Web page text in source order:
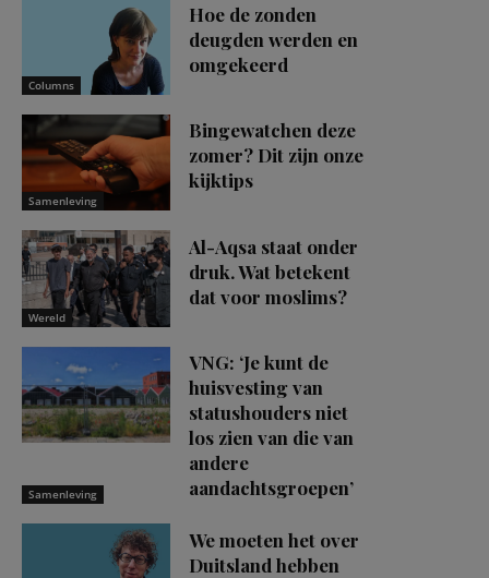
Columns
Hoe de zonden
deugden werden en
omgekeerd
Samenleving
Bingewatchen deze
zomer? Dit zijn onze
kijktips
Wereld
Al-Aqsa staat onder
druk. Wat betekent
dat voor moslims?
Samenleving
VNG: ‘Je kunt de
huisvesting van
statushouders niet
los zien van die van
andere
aandachtsgroepen’
We moeten het over
Duitsland hebben